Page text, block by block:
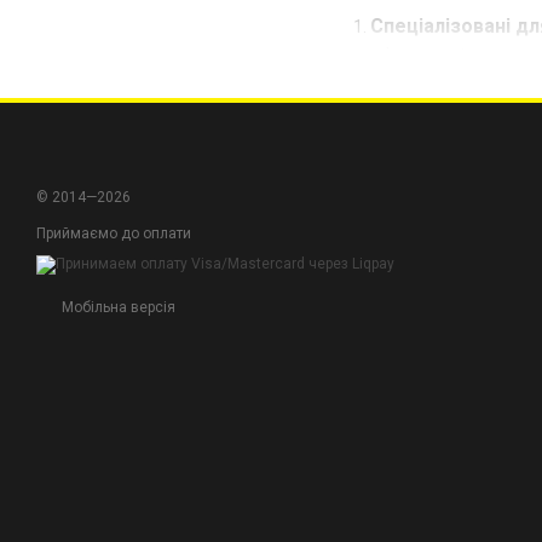
Спеціалізовані
Міцні та стійкі
збірку, що робить
Обирайте столи для
проекті. Замовте
© 2014—2026
Приймаємо до оплати
Мобільна версія